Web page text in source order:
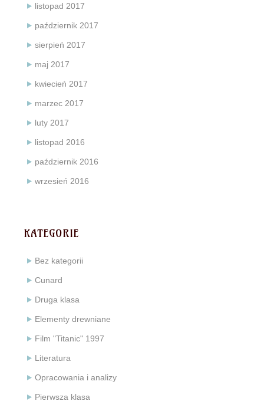
listopad 2017
październik 2017
sierpień 2017
maj 2017
kwiecień 2017
marzec 2017
luty 2017
listopad 2016
październik 2016
wrzesień 2016
KATEGORIE
Bez kategorii
Cunard
Druga klasa
Elementy drewniane
Film "Titanic" 1997
Literatura
Opracowania i analizy
Pierwsza klasa